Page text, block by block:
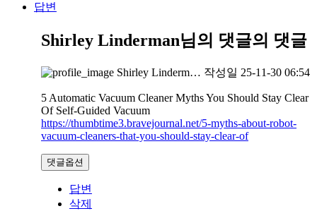
답변
Shirley Linderman님의 댓글의 댓글
Shirley Linderm… 작성일 25-11-30 06:54
5 Automatic Vacuum Cleaner Myths You Should Stay Clear
Of Self-Guided Vacuum
https://thumbtime3.bravejournal.net/5-myths-about-robot-
vacuum-cleaners-that-you-should-stay-clear-of
댓글옵션
답변
삭제